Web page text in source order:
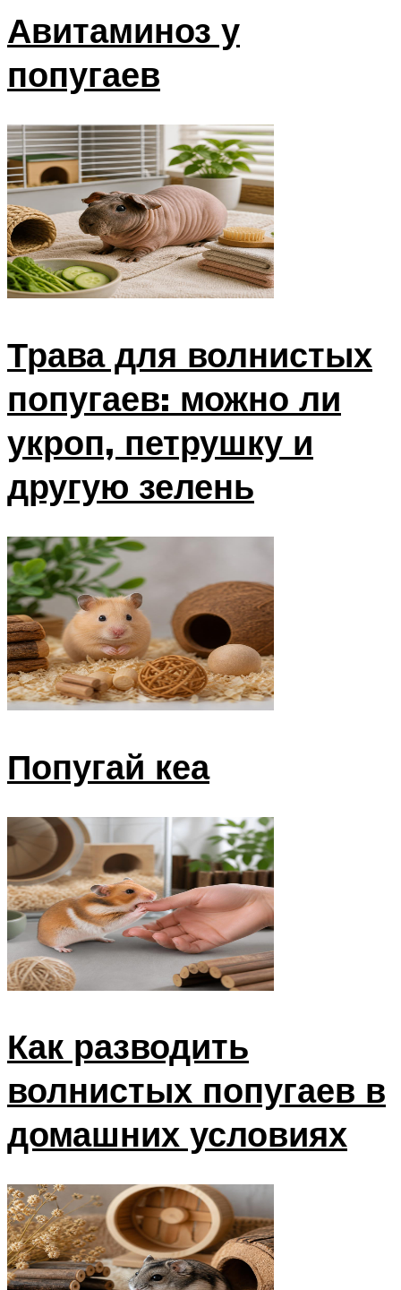
Авитаминоз у
попугаев
Трава для волнистых
попугаев: можно ли
укроп, петрушку и
другую зелень
Попугай кеа
Как разводить
волнистых попугаев в
домашних условиях